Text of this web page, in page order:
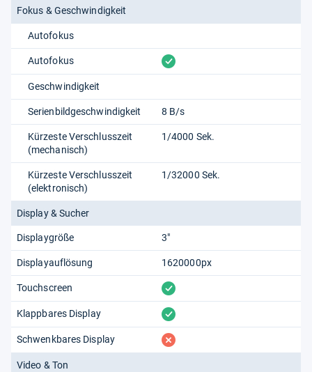
Fokus & Geschwindigkeit
Autofokus
Autofokus vorhanden
Geschwindigkeit
Serienbildgeschwindigkeit 8 B/s
Kürzeste Verschlusszeit
(mechanisch)
1/4000 Sek.
Kürzeste Verschlusszeit
(elektronisch)
1/​32000 Sek.
Display & Sucher
Displaygröße 3"
Displayauflösung 1620000px
Touchscreen vorhanden
Klappbares Display vorhanden
Schwenkbares Display fehlt
Video & Ton